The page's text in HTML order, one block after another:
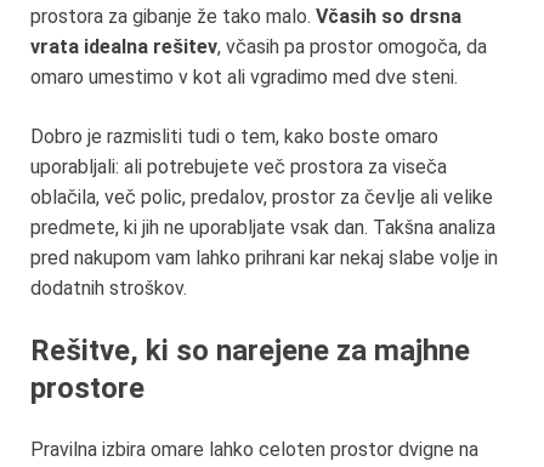
prostora za gibanje že tako malo. Včasih so drsna
vrata idealna rešitev, včasih pa prostor omogoča, da
omaro umestimo v kot ali vgradimo med dve steni.
Dobro je razmisliti tudi o tem, kako boste omaro
uporabljali: ali potrebujete več prostora za viseča
oblačila, več polic, predalov, prostor za čevlje ali velike
predmete, ki jih ne uporabljate vsak dan. Takšna analiza
pred nakupom vam lahko prihrani kar nekaj slabe volje in
dodatnih stroškov.
Rešitve, ki so narejene za majhne
prostore
Pravilna izbira omare lahko celoten prostor dvigne na